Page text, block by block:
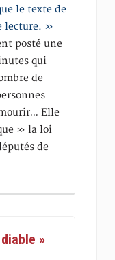
le texte de
lecture. »
posté une
qui
de
Elle
» la loi
de
»